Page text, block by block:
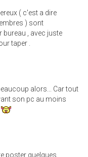
( c'est a dire
) sont
bureau , avec juste
taper .
alors... Car tout
son pc au moins
poster quelques